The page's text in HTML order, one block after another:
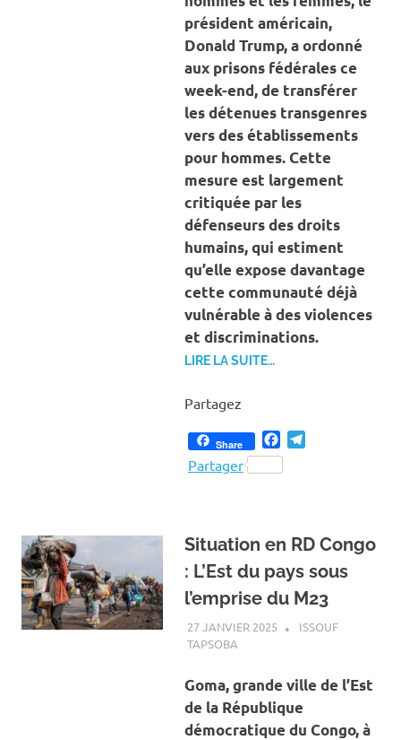
président américain,
Donald Trump, a ordonné
aux prisons fédérales ce
week-end, de transférer
les détenues transgenres
vers des établissements
pour hommes. Cette
mesure est largement
critiquée par les
défenseurs des droits
humains, qui estiment
qu’elle expose davantage
cette communauté déjà
vulnérable à des violences
et discriminations.
LIRE LA SUITE…
Partagez
Share Facebook
Partager
Situation en RD Congo
: L’Est du pays sous
l’emprise du M23
27 JANVIER 2025
ISSOUF
TAPSOBA
Goma, grande ville de l’Est
de la République
démocratique du Congo, à